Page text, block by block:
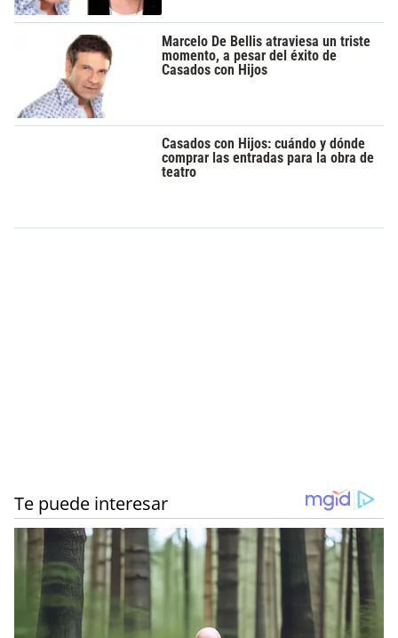
Marcelo De Bellis atraviesa un triste
momento, a pesar del éxito de
Casados con Hijos
Casados con Hijos: cuándo y dónde
comprar las entradas para la obra de
teatro